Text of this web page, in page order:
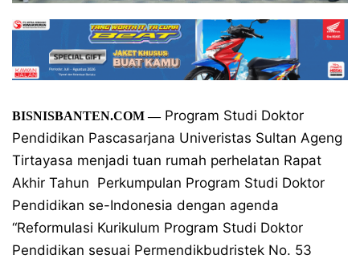
BISNISBANTEN.COM —Program Studi Doktor
Pendidikan Pascasarjana Univeristas Sultan Ageng
Tirtayasa menjadi tuan rumah perhelatan Rapat
Akhir Tahun Perkumpulan Program Studi Doktor
Pendidikan se-Indonesia dengan agenda
“Reformulasi Kurikulum Program Studi Doktor
Pendidikan sesuai Permendikbudristek No. 53